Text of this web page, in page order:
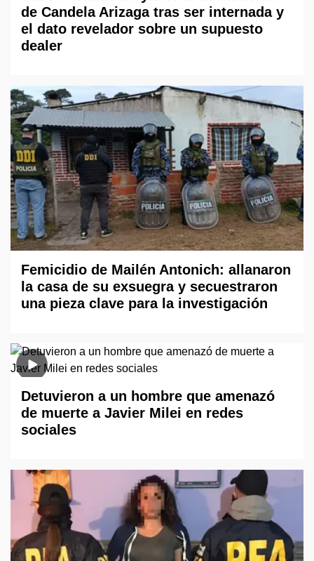
de Candela Arizaga tras ser internada y
el dato revelador sobre un supuesto
dealer
Femicidio de Mailén Antonich: allanaron
la casa de su exsuegra y secuestraron
una pieza clave para la investigación
Detuvieron a un hombre que amenazó
de muerte a Javier Milei en redes
sociales